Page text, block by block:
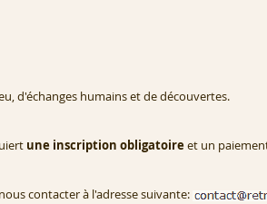
d'échanges humains et de découvertes.
une inscription obligatoire et un
contacter à l'adresse suivante: